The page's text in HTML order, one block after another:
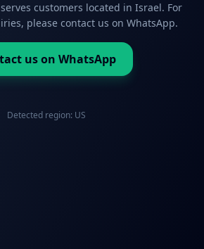
customers located in Israel. For
please contact us on WhatsApp.
us on WhatsApp
Detected region: US